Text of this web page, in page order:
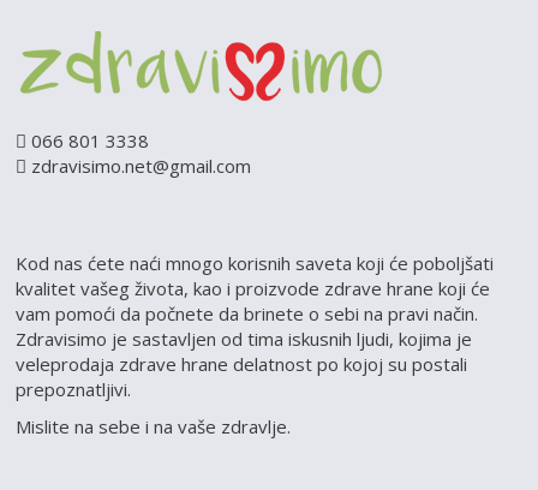
066 801 3338
zdravisimo.net@gmail.com
Kod nas ćete naći mnogo korisnih saveta koji će poboljšati
kvalitet vašeg života, kao i proizvode zdrave hrane koji će
vam pomoći da počnete da brinete o sebi na pravi način.
Zdravisimo je sastavljen od tima iskusnih ljudi, kojima je
veleprodaja zdrave hrane delatnost po kojoj su postali
prepoznatljivi.
Mislite na sebe i na vaše zdravlje.